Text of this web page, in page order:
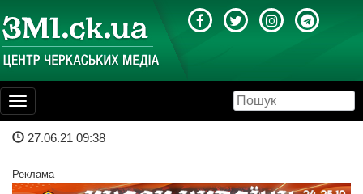
Toggle
navigation
27.06.21 09:38
Реклама